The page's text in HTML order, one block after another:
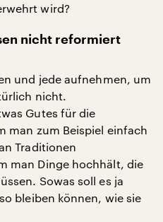
wird?
nicht reformiert
und jede aufnehmen, um
nicht.
Gutes für die
man zum Beispiel einfach
Traditionen
man Dinge hochhält, die
Sowas soll es ja
bleiben können, wie sie